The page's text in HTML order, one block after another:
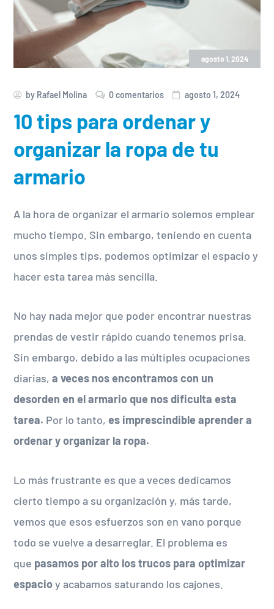
agosto 1, 2024
by Rafael Molina 0 comentarios agosto 1, 2024
10 tips para ordenar y
organizar la ropa de tu
armario
A la hora de organizar el armario solemos emplear
mucho tiempo. Sin embargo, teniendo en cuenta
unos simples tips, podemos optimizar el espacio y
hacer esta tarea más sencilla.
No hay nada mejor que poder encontrar nuestras
prendas de vestir rápido cuando tenemos prisa.
Sin embargo, debido a las múltiples ocupaciones
diarias,a veces nos encontramos con un
desorden en el armario que nos dificulta esta
tarea. Por lo tanto, es imprescindible aprender a
ordenar y organizar la ropa.
Lo más frustrante es que a veces dedicamos
cierto tiempo a su organización y, más tarde,
vemos que esos esfuerzos son en vano porque
todo se vuelve a desarreglar. El problema es
que pasamos por alto los trucos para optimizar
espacioy acabamos saturando los cajones.